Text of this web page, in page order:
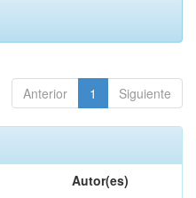
Anterior 1 Siguiente
Autor(es)